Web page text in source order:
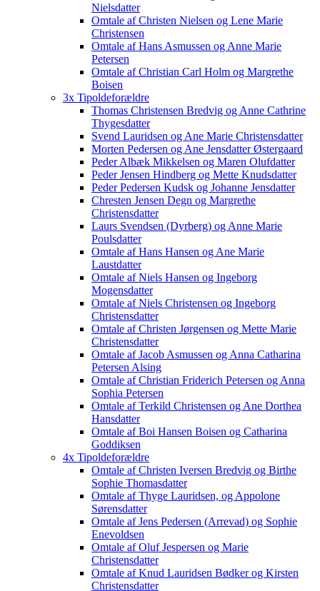
Nielsdatter
Omtale af Christen Nielsen og Lene Marie
Christensen
Omtale af Hans Asmussen og Anne Marie
Petersen
Omtale af Christian Carl Holm og Margrethe
Boisen
3x Tipoldeforældre
Thomas Christensen Bredvig og Anne Cathrine
Thygesdatter
Svend Lauridsen og Ane Marie Christensdatter
Morten Pedersen og Ane Jensdatter Østergaard
Peder Albæk Mikkelsen og Maren Olufdatter
Peder Jensen Hindberg og Mette Knudsdatter
Peder Pedersen Kudsk og Johanne Jensdatter
Chresten Jensen Degn og Margrethe
Christensdatter
Laurs Svendsen (Dyrberg) og Anne Marie
Poulsdatter
Omtale af Hans Hansen og Ane Marie
Laustdatter
Omtale af Niels Hansen og Ingeborg
Mogensdatter
Omtale af Niels Christensen og Ingeborg
Christensdatter
Omtale af Christen Jørgensen og Mette Marie
Christensdatter
Omtale af Jacob Asmussen og Anna Catharina
Petersen Alsing
Omtale af Christian Friderich Petersen og Anna
Sophia Petersen
Omtale af Terkild Christensen og Ane Dorthea
Hansdatter
Omtale af Boi Hansen Boisen og Catharina
Goddiksen
4x Tipoldeforældre
Omtale af Christen Iversen Bredvig og Birthe
Sophie Thomasdatter
Omtale af Thyge Lauridsen, og Appolone
Sørensdatter
Omtale af Jens Pedersen (Arrevad) og Sophie
Enevoldsen
Omtale af Oluf Jespersen og Marie
Christensdatter
Omtale af Knud Lauridsen Bødker og Kirsten
Christensdatter